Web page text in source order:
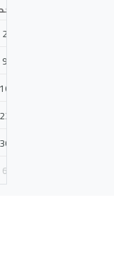
الأحد
2
9
16
23
30
6